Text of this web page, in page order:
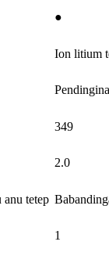
●
Ion litium
349
2.0
anu tetep
1